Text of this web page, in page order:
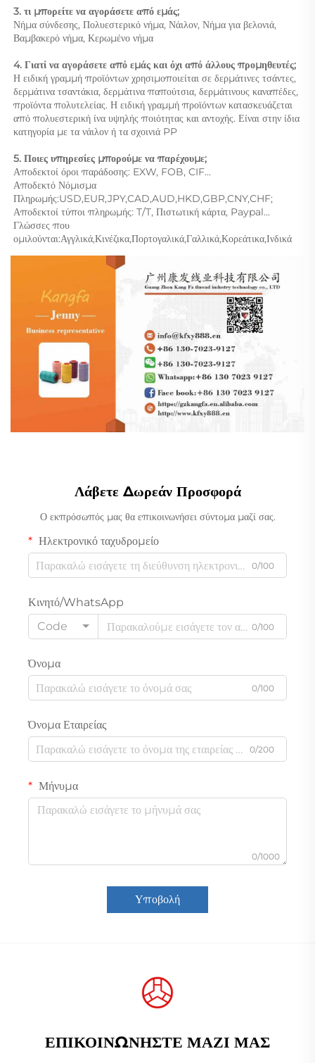
3. τι μπορείτε να αγοράσετε από εμάς;
Νήμα σύνδεσης, Πολυεστερικό νήμα, Νάιλον, Νήμα για βελονιά,
Βαμβακερό νήμα, Κερωμένο νήμα
4. Γιατί να αγοράσετε από εμάς και όχι από άλλους προμηθευτές;
Η ειδική γραμμή προϊόντων χρησιμοποιείται σε δερμάτινες τσάντες,
δερμάτινα τσαντάκια, δερμάτινα παπούτσια, δερμάτινους καναπέδες,
προϊόντα πολυτελείας. Η ειδική γραμμή προϊόντων κατασκευάζεται
από πολυεστερική ίνα υψηλής ποιότητας και αντοχής. Είναι στην ίδια
κατηγορία με τα νάιλον ή τα σχοινιά PP
5. Ποιες υπηρεσίες μπορούμε να παρέχουμε;
Αποδεκτοί όροι παράδοσης: EXW, FOB, CIF...
Αποδεκτό Νόμισμα
Πληρωμής:USD,EUR,JPY,CAD,AUD,HKD,GBP,CNY,CHF;
Αποδεκτοί τύποι πληρωμής: T/T, Πιστωτική κάρτα, Paypal...
Γλώσσες που
ομιλούνται:Αγγλικά,Κινέζικα,Πορτογαλικά,Γαλλικά,Κορεάτικα,Ινδικά
Λάβετε Δωρεάν Προσφορά
Ο εκπρόσωπός μας θα επικοινωνήσει σύντομα μαζί σας.
Ηλεκτρονικό ταχυδρομείο
0/100
Κινητό/WhatsApp
Code
0/100
Όνομα
0/100
Όνομα Εταιρείας
0/200
Μήνυμα
0/1000
Υποβολή
ΕΠΙΚΟΙΝΩΝΉΣΤΕ ΜΑΖΊ ΜΑΣ